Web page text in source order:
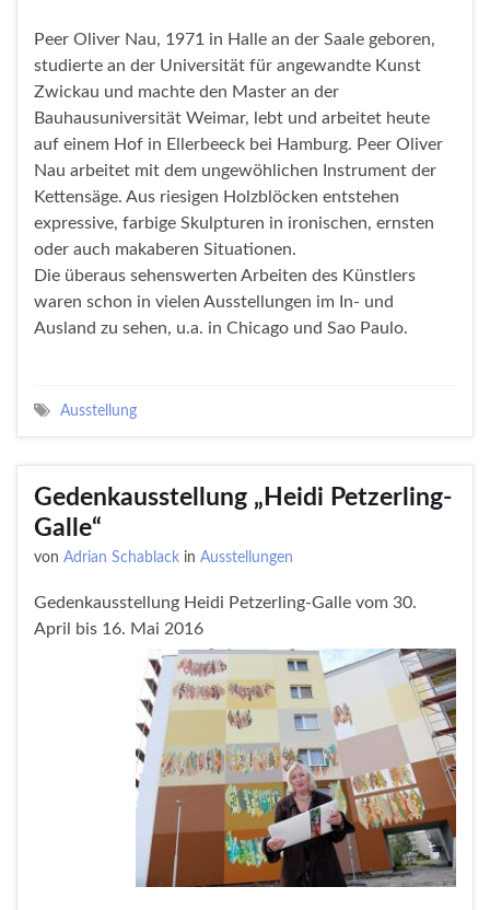
Peer Oliver Nau, 1971 in Halle an der Saale geboren,
studierte an der Universität für angewandte Kunst
Zwickau und machte den Master an der
Bauhausuniversität Weimar, lebt und arbeitet heute
auf einem Hof in Ellerbeeck bei Hamburg. Peer Oliver
Nau arbeitet mit dem ungewöhlichen Instrument der
Kettensäge. Aus riesigen Holzblöcken entstehen
expressive, farbige Skulpturen in ironischen, ernsten
oder auch makaberen Situationen.
Die überaus sehenswerten Arbeiten des Künstlers
waren schon in vielen Ausstellungen im In- und
Ausland zu sehen, u.a. in Chicago und Sao Paulo.
Ausstellung
Gedenkausstellung „Heidi Petzerling-
Galle“
von Adrian Schablack in Ausstellungen
Gedenkausstellung Heidi Petzerling-Galle vom 30.
April bis 16. Mai 2016